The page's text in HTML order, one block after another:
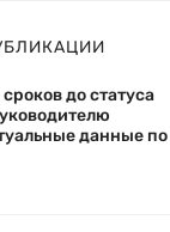
до статуса
данные по